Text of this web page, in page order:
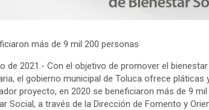
más de 9 mil 200 personas
de 2021.- Con el objetivo de promover el
el gobierno municipal de Toluca ofrece pláticas
proyecto, en 2020 se beneficiaron más de 9
Social, a través de la Dirección de Fomento y